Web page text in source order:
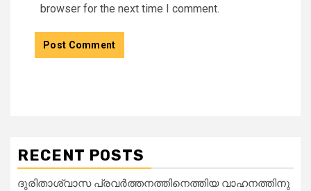
browser for the next time I comment.
RECENT POSTS
ദുരിതാശ്വാസ പ്രവർത്തനത്തിനെത്തിയ വാഹനത്തിനു